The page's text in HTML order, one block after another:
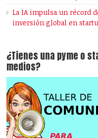
La IA impulsa un récord
inversión global en
¿Tienes una pyme o startup?
medios?